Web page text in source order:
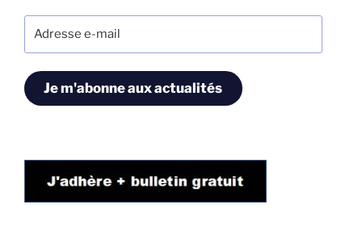
Je m'abonne aux actualités